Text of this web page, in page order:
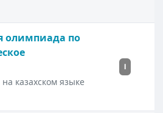
олимпиада по
казахском языке
I